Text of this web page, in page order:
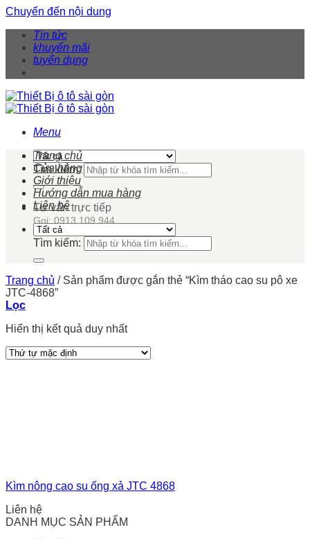
Chuyển đến nội dung
Tin tức
khuyến mãi
tuyển dụng
Menu
Tìm kiếm:
Tư vấn trực tiếp
Gọi: 0913 109 944
Trang chủ
Cửa hàng
Giới thiệu
Hướng dẫn mua hàng
Liên hệ
Tìm kiếm:
Trang chủ /Sản phẩm được gắn thẻ “Kìm tháo cao su pô xe
JTC-4868”
Lọc
Hiển thị kết quả duy nhất
Kìm nông cao su ống xả JTC 4868
Liên hệ
DANH MỤC SẢN PHẨM